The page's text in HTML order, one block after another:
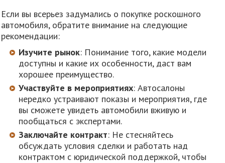
Если вы всерьез задумались о покупке роскошного
автомобиля, обратите внимание на следующие
рекомендации:
Изучите рынок: Понимание того, какие модели
доступны и какие их особенности, даст вам
хорошее преимущество.
Участвуйте в мероприятиях: Автосалоны
нередко устраивают показы и мероприятия, где
вы сможете увидеть автомобили вживую и
пообщаться с экспертами.
Заключайте контракт: Не стесняйтесь
обсуждать условия сделки и работать над
контрактом с юридической поддержкой, чтобы